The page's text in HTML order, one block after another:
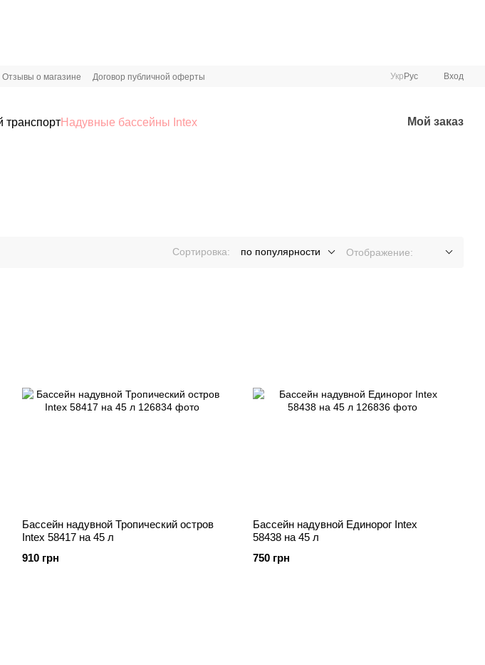
Отзывы о магазине Договор публичной оферты УкрРус Вход
транспортНадувные бассейны Intex Мой заказ
Сортировка: по популярности Отображение:
Бассейн надувной Тропический остров
Intex 58417 на 45 л
910 грн
Бассейн надувной Единорог Intex
58438 на 45 л
750 грн